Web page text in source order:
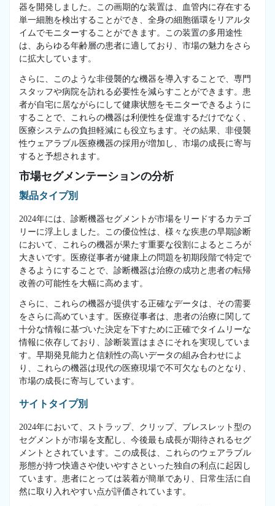
器を開発しました。この画期的な装置は、血管内に存在する
単一細胞を検出することができ、全身の細胞循環をリアルタ
イムでモニターすることができます。この装置の多用途性
は、あらゆる年齢層の患者に適しており、市場の魅力をさら
に拡大しています。
さらに、このような非侵襲的な機器を導入することで、専門
スタッフや病院を訪れる必要性を減らすことができます。患
者が自宅に居ながらにして健康状態をモニターできるように
することで、これらの機器は利便性を促進するだけでなく、
医療システムの負担軽減にも役立ちます。その結果、非侵襲
性ウェアラブル医療機器の採用が増加し、市場の成長に寄与
すると予想されます。
市場セグメンテーションの分析
製品タイプ別
2024年には、診断機器セグメントが市場をリードするカテゴ
リーに浮上しました。この優位性は、様々な疾患の早期診断
において、これらの機器が果たす重要な役割によるところが
大きいです。医療従事者が健康上の問題を初期段階で特定で
きるようにすることで、診断機器は治療の成功と患者の転帰
改善の可能性を大幅に高めます。
さらに、これらの機器が提供する正確なデータは、その需要
をさらに高めています。医療従事者は、患者の治療に関して
十分な情報に基づいた決定を下すために正確でタイムリーな
情報に依存しており、診断装置はまさにそれを実現していま
す。早期発見能力と信頼性の高いデータの組み合わせによ
り、これらの機器は現代の医療現場で不可欠なものとなり、
市場の成長に寄与しています。
サイトタイプ別
2024年において、ストラップ、クリップ、ブレスレット型の
セグメントが市場を支配し、今後最も成長が期待されるセグ
メントとされています。この成長は、これらのウェアラブル
形態が持つ快適さや使いやすさといった独自の利点に起因し
ています。患者にとっては装着が簡単であり、日常生活に自
然に取り入れやすい点が評価されています。